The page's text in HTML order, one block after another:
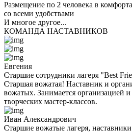
Размещение по 2 человека в
со всеми удобствами
И многое другое...
КОМАНДА НАСТАВНИКОВ
Евгения
Старшие сотрудники лагеря "Best
Старшая вожатая! Наставник и
вожатых. Занимается организацией
творческих мастер-классов.
Иван Александрович
Старшие вожатые лагеря,